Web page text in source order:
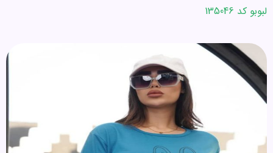
لبوبو کد 135046